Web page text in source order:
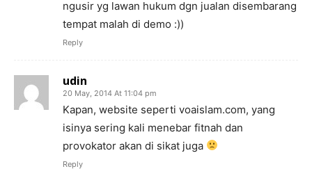
ngusir yg lawan hukum dgn jualan disembarang
tempat malah di demo :))
Reply
udin
20 May, 2014 At 11:04 pm
Kapan, website seperti voaislam.com, yang
isinya sering kali menebar fitnah dan
provokator akan di sikat juga
Reply